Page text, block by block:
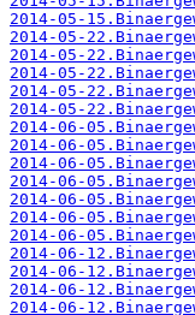
2014-05-
2014-05-
2014-05-
2014-05-
2014-05-
2014-05-
2014-06-
2014-06-
2014-06-
2014-06-
2014-06-
2014-06-
2014-06-
2014-06-
2014-06-
2014-06-
2014-06-